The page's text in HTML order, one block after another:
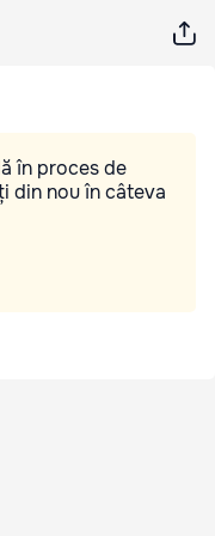
în proces de
din nou în câteva